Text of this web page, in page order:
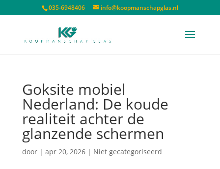
035-6948406 info@koopmanschapglas.nl
Goksite mobiel
Nederland: De koude
realiteit achter de
glanzende schermen
door | apr 20, 2026| Niet gecategoriseerd